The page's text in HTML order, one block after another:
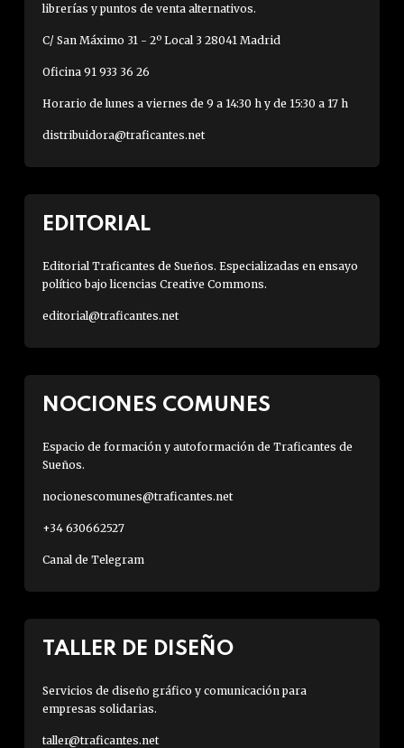
librerías y puntos de venta alternativos.
C/ San Máximo 31 - 2º Local 3 28041 Madrid
Oficina 91 933 36 26
Horario de lunes a viernes de 9 a 14:30 h y de 15:30 a 17 h
distribuidora@traficantes.net
EDITORIAL
Editorial Traficantes de Sueños. Especializadas en ensayo
político bajo licencias Creative Commons.
editorial@traficantes.net
NOCIONES COMUNES
Espacio de formación y autoformación de Traficantes de
Sueños.
nocionescomunes@traficantes.net
+34 630662527
Canal de Telegram
TALLER DE DISEÑO
Servicios de diseño gráfico y comunicación para
empresas solidarias.
taller@traficantes.net